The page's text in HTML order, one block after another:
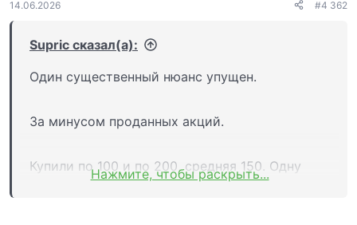
газа. Как отмечает телеканал, работы займут
14.06.2026 #4 362
Supric сказал(а):
Один существенный нюанс упущен.
За минусом проданных акций.
Купили по 100 и по 200, средняя 150. Одну
Нажмите, чтобы раскрыть...